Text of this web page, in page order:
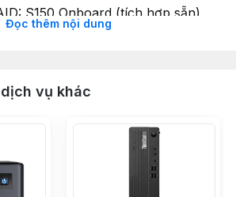
S150 Onboard (tích hợp sẵn)
Basic
4U
Đọc thêm nội dung
vụ khác